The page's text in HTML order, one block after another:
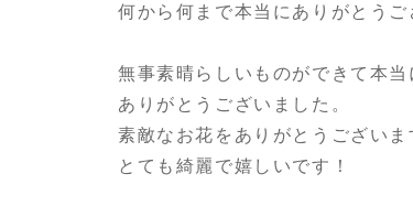
何から何まで本当にありがとうご
無事素晴らしいものができて本当
ありがとうございました。
素敵なお花をありがとうございま
とても綺麗で嬉しいです！